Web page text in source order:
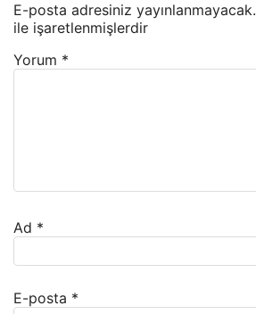
E-posta adresiniz yayınlanmayacak.
ile işaretlenmişlerdir
Yorum *
Ad *
E-posta *